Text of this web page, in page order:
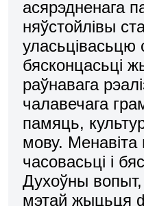
асярэдненага
няўстойлівы
бясконцасьці
раўнавага
чалавечага
памяць,
мову.
часовасьці і
Духоўны
мэтай жыцьця